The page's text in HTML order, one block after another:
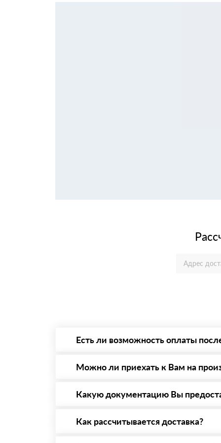
Есть ли возможность оплаты
то Вы в праве от него отказаться.
Можно ли приехать к Вам на
предварительная запись по номеру
Какую документацию Вы
Как рассчитывается доставка?